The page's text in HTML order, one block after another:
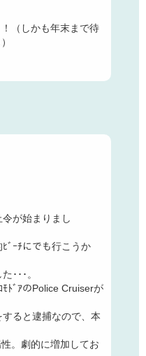
（しかも年末まで待
が始まりまし
ﾞｰﾁにでも行こうか
･･･。
ﾓﾄﾞｱのPolice Cruiserが
ると逮捕なので、本
。劇的に増加してお